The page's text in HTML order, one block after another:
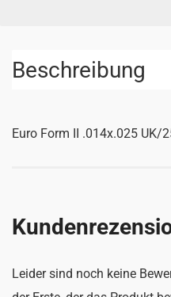
Beschreibung
Euro Form II .014x.025 UK/
Leider sind noch keine